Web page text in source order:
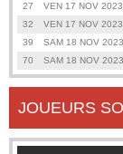
27 VEN 17 NOV 2023
32
VEN 17 NOV 2023
39
SAM 18 NOV 2023
70
SAM 18 NOV 2023
JOUEURS